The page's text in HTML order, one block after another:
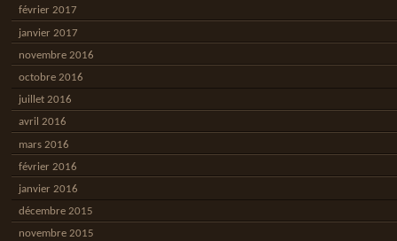
février 2017
janvier 2017
novembre 2016
octobre 2016
juillet 2016
avril 2016
mars 2016
février 2016
janvier 2016
décembre 2015
novembre 2015